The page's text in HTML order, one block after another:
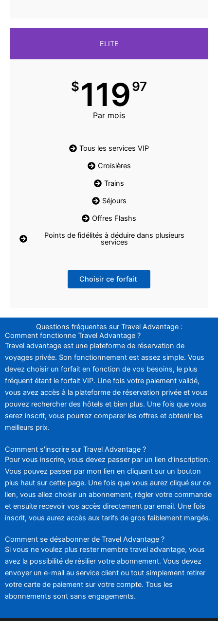
ELITE
$11997
Par mois
Tous les services VIP
Croisières
Trains
Séjours
Offres Flashs
Points de fidélités à déduire dans plusieurs
services
Choisir ce forfait
Questions fréquentes sur Travel Advantage :
Comment fonctionne Travel Advantage ?
Travel advantage est une plateforme de réservation de
voyages privée. Son fonctionnement est assez simple. Vous
devez choisir un forfait en fonction de vos besoins, le plus
fréquent étant le forfait VIP. Une fois votre paiement validé,
vous avez accès à la plateforme de réservation privée et vous
pouvez rechercher des hôtels et bien plus. Une fois que vous
serez inscrit, vous pourrez comparer les offres et obtenir les
meilleurs prix.
Comment s'inscrire sur Travel Advantage ?
Pour vous inscrire, vous devez passer par un lien d’inscription.
Vous pouvez passer par mon lien en cliquant sur un bouton
plus haut sur cette page. Une fois que vous aurez cliqué sur ce
lien, vous allez choisir un abonnement, régler votre commande
et ensuite recevoir vos accès directement par email. Une fois
inscrit, vous aurez accès aux tarifs de gros faiblement margés.
Comment se désabonner de Travel Advantage ?
Si vous ne voulez plus rester membre travel advantage, vous
avez la possibilité de résilier votre abonnement. Vous devez
envoyer un e-mail au service client ou tout simplement retirer
votre carte de paiement sur votre compte. Tous les
abonnements sont sans engagements.